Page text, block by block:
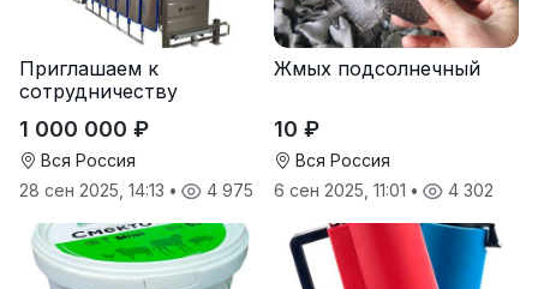
Приглашаем к
сотрудничеству
1 000 000 ₽
Вся Россия
28 сен 2025, 14:13 • 4 975
Жмых подсолнечный
10 ₽
Вся Россия
6 сен 2025, 11:01 • 4 302